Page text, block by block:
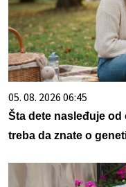
05. 08. 2026 06:45
Šta dete nasleđuje od
treba da znate o